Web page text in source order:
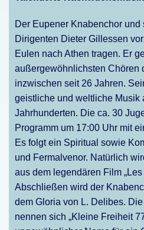
Der Eupener Knabenchor und
Dirigenten Dieter Gillessen
Eulen nach Athen tragen. Er
außergewöhnlichsten Chören
inzwischen seit 26 Jahren.
geistliche und weltliche Musik
Jahrhunderten. Die ca. 30
Programm um 17:00 Uhr mit
Es folgt ein Spiritual sowie
und Fermalvenor. Natürlich
aus dem legendären Film
Abschließen wird der
dem Gloria von L. Delibes.
nennen sich „Kleine Freiheit